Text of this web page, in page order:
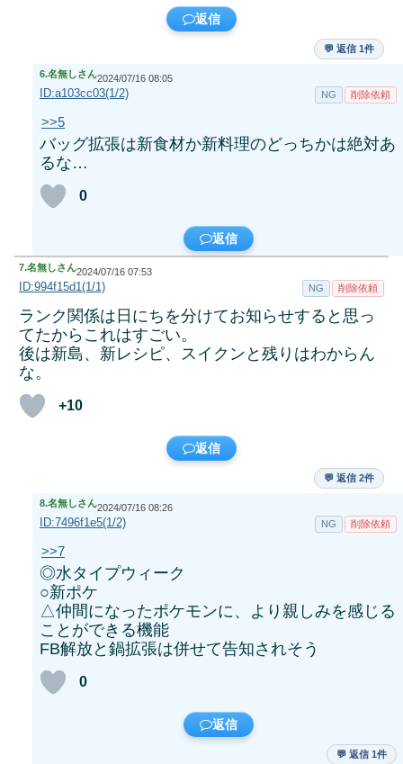
返信
💬 返信 1件
6.名無しさん2024/07/16 08:05
ID:a103cc03(1/2) NG 削除依頼
>>5
バッグ拡張は新食材か新料理のどっちかは絶対あ
るな…
0
返信
7.名無しさん2024/07/16 07:53
ID:994f15d1(1/1) NG 削除依頼
ランク関係は日にちを分けてお知らせすると思っ
てたからこれはすごい。
後は新島、新レシピ、スイクンと残りはわからん
な。
+10
返信
💬 返信 2件
8.名無しさん2024/07/16 08:26
ID:7496f1e5(1/2) NG 削除依頼
>>7
◎水タイプウィーク
○新ポケ
△仲間になったポケモンに、より親しみを感じる
ことができる機能
FB解放と鍋拡張は併せて告知されそう
0
返信
💬 返信 1件